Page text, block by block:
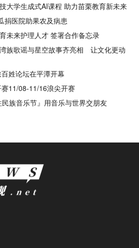
大学生成式AI课程 助力苗栗教育新未来
医院助果农及病患
未来护理人才 签署合作备忘录
湾族歌谣与星空故事齐亮相 让文化更动
姓论坛在平潭开幕
11/08-11/16浪尖开赛
民族音乐节』用音乐与世界交朋友